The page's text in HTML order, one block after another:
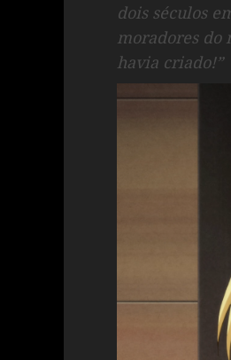
dois séculos
moradores do
havia criado!”